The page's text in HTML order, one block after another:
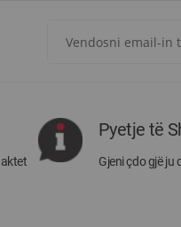
rreth
Megatek:
Pyetje të
Gjeni çdo gjë ju